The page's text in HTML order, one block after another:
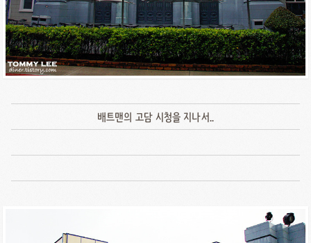
배트맨의 고담 시청을 지나서..